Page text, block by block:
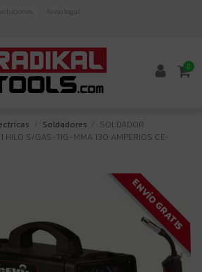
Aviso legal
0
Soldadores
SOLDADOR
HILO S/GAS-TIG-MMA 130 AMPERIOS CE-
ENVÍO GRATIS